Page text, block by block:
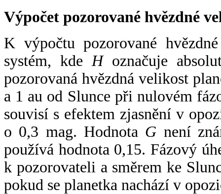
Výpočet pozorované hvězdné
K výpočtu pozorované
systém, kde Hoznačuje
pozorovaná hvězdná velikost
a 1 au od Slunce při nulovém
souvisí s efektem zjasnění v
o 0,3 mag. Hodnota G není
používá hodnota 0,15. Fázový
k pozorovateli a směrem ke
pokud se planetka nachází v